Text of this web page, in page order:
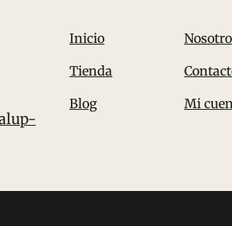
Inicio
Tienda
Blog Mi